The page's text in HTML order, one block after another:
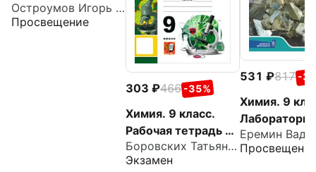
Остроумов Игорь Геннадьевич
Просвещение
303 466 -35%
Химия. 9 класс.
Рабочая тетрадь к
учебнику Г. Е.
Рудзитиса, Ф. Г.
Боровских Татьяна Анатольевна
Экзамен
531 817 -
Химия. 9
практикум с
цифровым